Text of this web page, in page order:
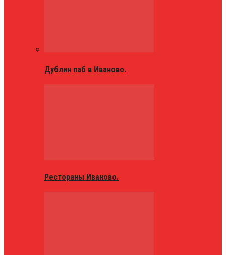
Дублин паб в Иваново.
Рестораны Иваново.